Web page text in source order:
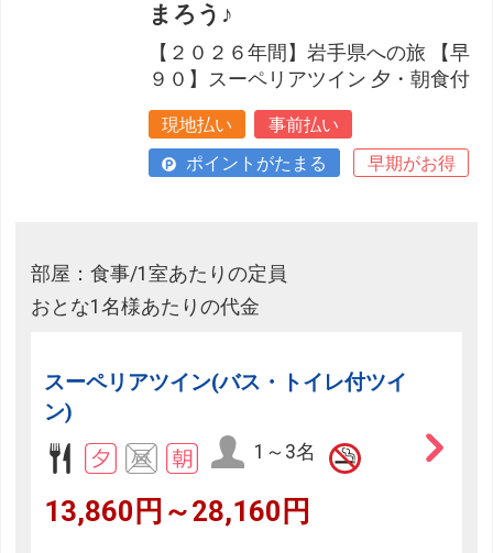
まろう♪
【２０２６年間】岩手県への旅 【早
９０】スーペリアツイン 夕・朝食付
現地払い
事前払い
ポイントがたまる
早期がお得
部屋：食事/1室あたりの定員
おとな1名様あたりの代金
スーペリアツイン(バス・トイレ付ツイ
ン)
1～3名
13,860円～28,160円